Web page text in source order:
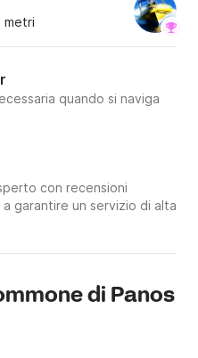
metri
quando si naviga
con recensioni
garantire un servizio di alta
di Panos